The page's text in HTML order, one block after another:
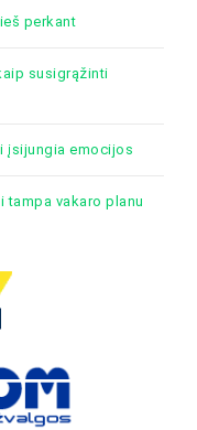
perkant
susigrąžinti
įsijungia emocijos
tampa vakaro planu